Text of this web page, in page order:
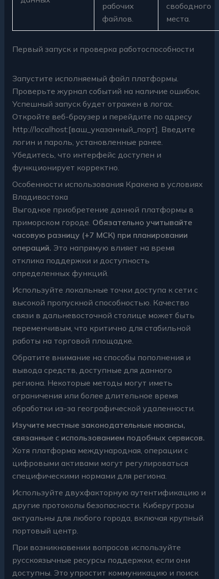
рабочих
файлов.
свободного
места.
Первый запуск и проверка работоспособности
Запустите исполняемый файл платформы.
Проверьте журнал событий на наличие ошибок.
Успешный запуск будет отражен в логах.
Откройте веб-браузер и перейдите по адресу
http://localhost:[ваш_указанный_порт]. Введите
логин и пароль, установленные ранее.
Убедитесь, что интерфейс доступен и
функционирует корректно.
Особенности использования Кракена в условиях
Владивостока
Выгодное приобретение данной платформы в
приморском городе. Обязательно учитывайте
часовую разницу (+7 МСК) при планировании
операций. Это напрямую влияет на время
отклика поддержки и доступность
определенных функций.
Используйте локальные точки доступа к сети с
высокой пропускной способностью. Качество
связи в дальневосточной столице может быть
переменчивым, что критично для стабильной
работы на торговой площадке.
Обратите внимание на способы пополнения и
вывода средств , доступные для данного
региона. Некоторые методы могут иметь
ограничения или более длительное время
обработки из-за географической удаленности.
Изучите местные законодательные нюансы,
связанные с использованием подобных сервисов.
Хотя платформа международная, операции с
цифровыми активами могут регулироваться
специфическими нормами для региона.
Используйте двухфакторную аутентификацию и
другие протоколы безопасности. Киберугрозы
актуальны для любого города, включая крупный
портовый центр.
При возникновении вопросов используйте
русскоязычные ресурсы поддержки, если они
доступны. Это упростит коммуникацию и поиск